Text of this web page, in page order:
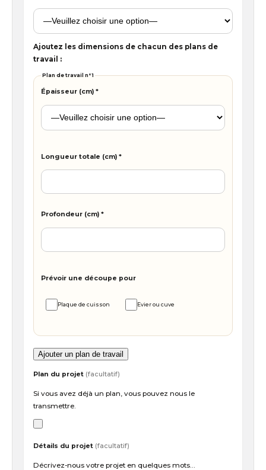
Ajoutez les dimensions de chacun des plans de
travail :
Plan de travail n°1
Épaisseur (cm) *
Longueur totale (cm) *
Profondeur (cm) *
Prévoir une découpe pour
Plaque de cuisson Evier ou cuve
Ajouter un plan de travail
Plan du projet (facultatif)
Si vous avez déjà un plan, vous pouvez nous le
transmettre.
Détails du projet (facultatif)
Décrivez-nous votre projet en quelques mots…